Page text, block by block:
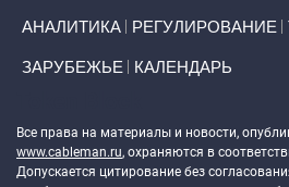
АНАЛИТИКА РЕГУЛИРОВАНИЕ
ЗАРУБЕЖЬЕ КАЛЕНДАРЬ
Все права на материалы и новости,
www.cableman.ru, охраняются в
Допускается цитирование без